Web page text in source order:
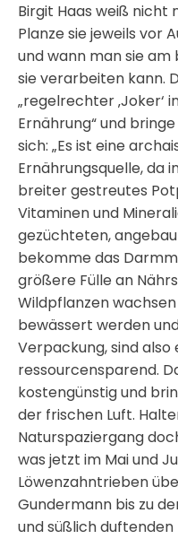
Birgit Haas weiß nicht
Planze sie jeweils vor
und wann man sie
sie verarbeiten kann.
„regelrechter ‚Joker‘
Ernährung“ und
sich: „Es ist eine
Ernährungsquelle, da
breiter gestreutes
Vitaminen und
gezüchteten,
bekomme das
größere Fülle an
Wildpflanzen
bewässert werden
Verpackung, sind
ressourcensparend.
kostengünstig und
der frischen Luft.
Naturspaziergang
was jetzt im Mai und
Löwenzahntrieben
Gundermann bis zu
und süßlich